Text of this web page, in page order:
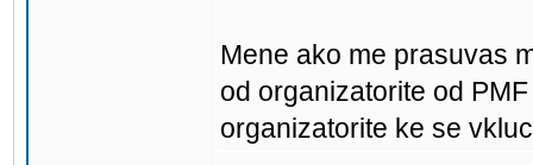
Mene ako me prasuvas
od organizatorite od
organizatorite ke se